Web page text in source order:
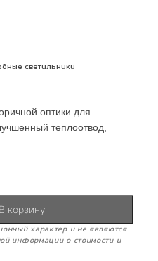
светильники
оптики для
теплоотвод,
В корзину
характер и не являются
информации о стоимости и